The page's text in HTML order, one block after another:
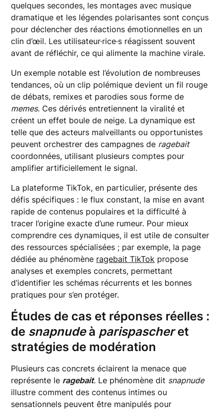
quelques secondes, les montages avec musique
dramatique et les légendes polarisantes sont conçus
pour déclencher des réactions émotionnelles en un
clin d’œil. Les utilisateur·rice·s réagissent souvent
avant de réfléchir, ce qui alimente la machine virale.
Un exemple notable est l’évolution de nombreuses
tendances, où un clip polémique devient un fil rouge
de débats, remixes et parodies sous forme de
memes. Ces dérivés entretiennent la viralité et
créent un effet boule de neige. La dynamique est
telle que des acteurs malveillants ou opportunistes
peuvent orchestrer des campagnes de ragebait
coordonnées, utilisant plusieurs comptes pour
amplifier artificiellement le signal.
La plateforme TikTok, en particulier, présente des
défis spécifiques : le flux constant, la mise en avant
rapide de contenus populaires et la difficulté à
tracer l’origine exacte d’une rumeur. Pour mieux
comprendre ces dynamiques, il est utile de consulter
des ressources spécialisées ; par exemple, la page
dédiée au phénomène ragebait TikTok propose
analyses et exemples concrets, permettant
d’identifier les schémas récurrents et les bonnes
pratiques pour s’en protéger.
Études de cas et réponses réelles :
de snapnudeà parispascheret
stratégies de modération
Plusieurs cas concrets éclairent la menace que
représente le ragebait. Le phénomène dit snapnude
illustre comment des contenus intimes ou
sensationnels peuvent être manipulés pour